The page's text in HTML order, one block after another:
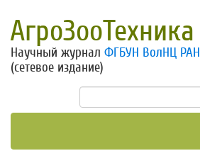
АгроЗооТехника
Научный журнал ФГБУН ВолНЦ РАН
(сетевое издание)